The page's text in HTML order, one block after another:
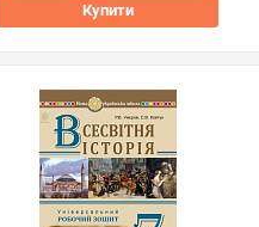
Купити